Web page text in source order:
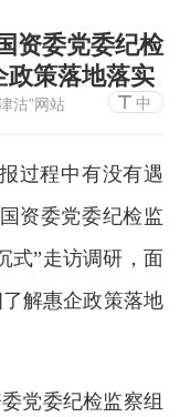
资委党委纪检
政策落地落实
沽”网站 中
过程中有没有遇
资委党委纪检监
式”走访调研，面
解惠企政策落地
党委纪检监察组